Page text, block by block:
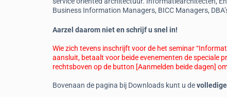
Business Information Managers, BICC Managers,
Aarzel daarom niet en schrijf u snel in!
Wie zich tevens inschrijft voor de het seminar
aansluit, betaalt voor beide evenementen de speciale
rechtsboven op de button [Aanmelden beide dagen]
Bovenaan de pagina bij Downloads kunt u de